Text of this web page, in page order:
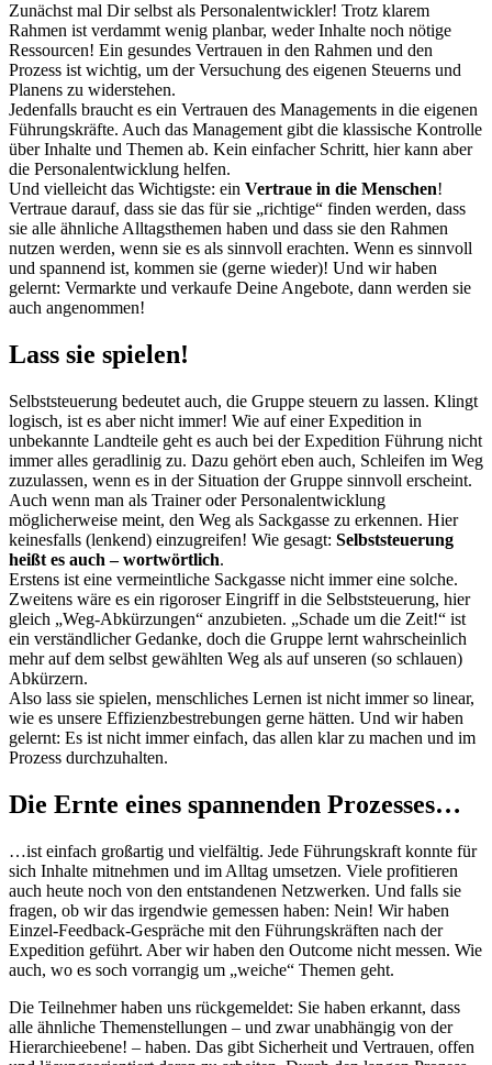
Zunächst mal Dir selbst als Personalentwickler! Trotz klarem
Rahmen ist verdammt wenig planbar, weder Inhalte noch nötige
Ressourcen! Ein gesundes Vertrauen in den Rahmen und den
Prozess ist wichtig, um der Versuchung des eigenen Steuerns und
Planens zu widerstehen.
Jedenfalls braucht es ein Vertrauen des Managements in die eigenen
Führungskräfte. Auch das Management gibt die klassische Kontrolle
über Inhalte und Themen ab. Kein einfacher Schritt, hier kann aber
die Personalentwicklung helfen.
Und vielleicht das Wichtigste: ein Vertraue in die Menschen!
Vertraue darauf, dass sie das für sie „richtige“ finden werden, dass
sie alle ähnliche Alltagsthemen haben und dass sie den Rahmen
nutzen werden, wenn sie es als sinnvoll erachten. Wenn es sinnvoll
und spannend ist, kommen sie (gerne wieder)! Und wir haben
gelernt: Vermarkte und verkaufe Deine Angebote, dann werden sie
auch angenommen!
Lass sie spielen!
Selbststeuerung bedeutet auch, die Gruppe steuern zu lassen. Klingt
logisch, ist es aber nicht immer! Wie auf einer Expedition in
unbekannte Landteile geht es auch bei der Expedition Führung nicht
immer alles geradlinig zu. Dazu gehört eben auch, Schleifen im Weg
zuzulassen, wenn es in der Situation der Gruppe sinnvoll erscheint.
Auch wenn man als Trainer oder Personalentwicklung
möglicherweise meint, den Weg als Sackgasse zu erkennen. Hier
keinesfalls (lenkend) einzugreifen! Wie gesagt: Selbststeuerung
heißt es auch – wortwörtlich.
Erstens ist eine vermeintliche Sackgasse nicht immer eine solche.
Zweitens wäre es ein rigoroser Eingriff in die Selbststeuerung, hier
gleich „Weg-Abkürzungen“ anzubieten. „Schade um die Zeit!“ ist
ein verständlicher Gedanke, doch die Gruppe lernt wahrscheinlich
mehr auf dem selbst gewählten Weg als auf unseren (so schlauen)
Abkürzern.
Also lass sie spielen, menschliches Lernen ist nicht immer so linear,
wie es unsere Effizienzbestrebungen gerne hätten. Und wir haben
gelernt: Es ist nicht immer einfach, das allen klar zu machen und im
Prozess durchzuhalten.
Die Ernte eines spannenden Prozesses…
…ist einfach großartig und vielfältig. Jede Führungskraft konnte für
sich Inhalte mitnehmen und im Alltag umsetzen. Viele profitieren
auch heute noch von den entstandenen Netzwerken. Und falls sie
fragen, ob wir das irgendwie gemessen haben: Nein! Wir haben
Einzel-Feedback-Gespräche mit den Führungskräften nach der
Expedition geführt. Aber wir haben den Outcome nicht messen. Wie
auch, wo es soch vorrangig um „weiche“ Themen geht.
Die Teilnehmer haben uns rückgemeldet: Sie haben erkannt, dass
alle ähnliche Themenstellungen – und zwar unabhängig von der
Hierarchieebene! – haben. Das gibt Sicherheit und Vertrauen, offen